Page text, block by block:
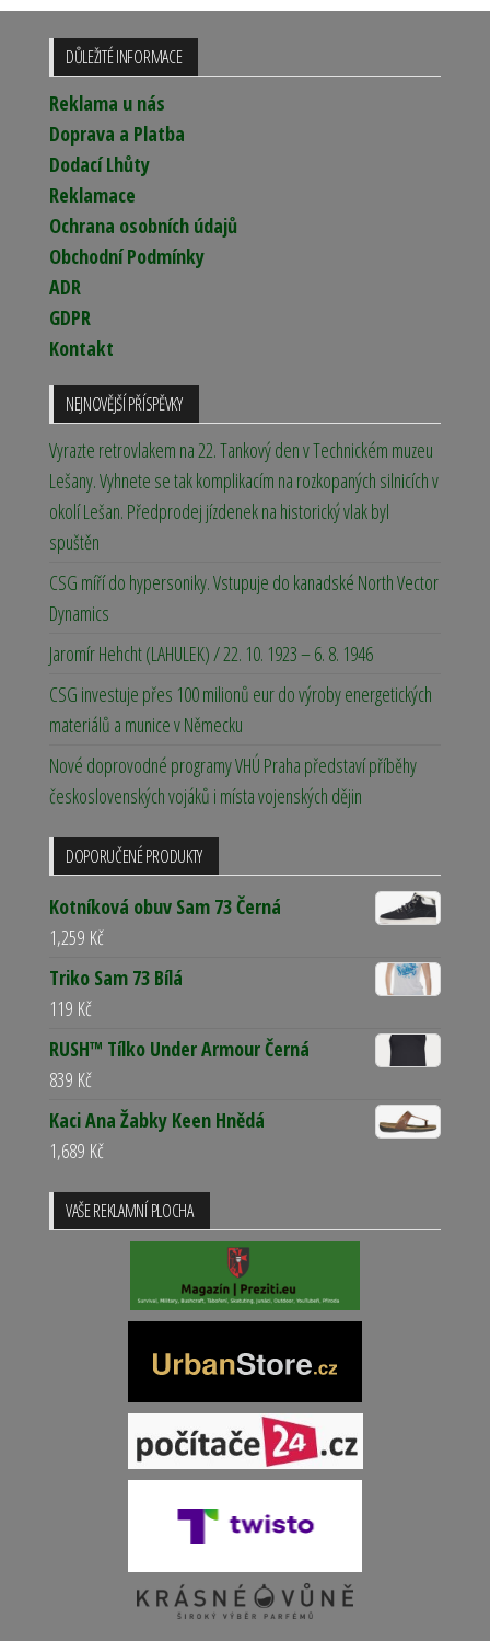
DŮLEŽITÉ INFORMACE
Reklama u nás
Doprava a Platba
Dodací Lhůty
Reklamace
Ochrana osobních údajů
Obchodní Podmínky
ADR
GDPR
Kontakt
NEJNOVĚJŠÍ PŘÍSPĚVKY
Vyrazte retrovlakem na 22. Tankový den v Technickém muzeu
Lešany. Vyhnete se tak komplikacím na rozkopaných silnicích v
okolí Lešan. Předprodej jízdenek na historický vlak byl
spuštěn
CSG míří do hypersoniky. Vstupuje do kanadské North Vector
Dynamics
Jaromír Hehcht (LAHULEK) / 22. 10. 1923 – 6. 8. 1946
CSG investuje přes 100 milionů eur do výroby energetických
materiálů a munice v Německu
Nové doprovodné programy VHÚ Praha představí příběhy
československých vojáků i místa vojenských dějin
DOPORUČENÉ PRODUKTY
Kotníková obuv Sam 73 Černá
1,259 Kč
Triko Sam 73 Bílá
119 Kč
RUSH™ Tílko Under Armour Černá
839 Kč
Kaci Ana Žabky Keen Hnědá
1,689 Kč
VAŠE REKLAMNÍ PLOCHA